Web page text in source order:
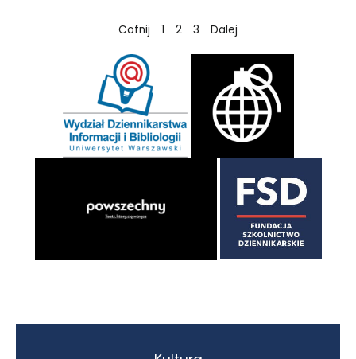
Cofnij 1 2 3 Dalej